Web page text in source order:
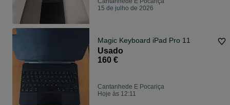
15 de julho de 2026
Magic Keyboard iPad Pro 11
Usado
160 €
Cantanhede E Pocariça
Hoje às 12:11